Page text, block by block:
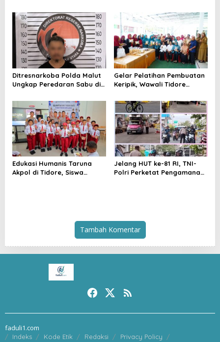
Percepat Pencacahan
SE2026
dari Pemda
Ditresnarkoba Polda Malut
Ungkap Peredaran Sabu di
Pengedar Diamankan
Gelar Pelatihan Pembuatan
Keripik, Wawali Tidore
Berkembang
Edukasi Humanis Taruna
Akpol di Tidore, Siswa
Jelang HUT ke-81 RI, TNI-
Polri Perketat Pengamanan
Tambah Komentar
faduli1.com
Indeks Kode Etik Redaksi
Privacy Policy